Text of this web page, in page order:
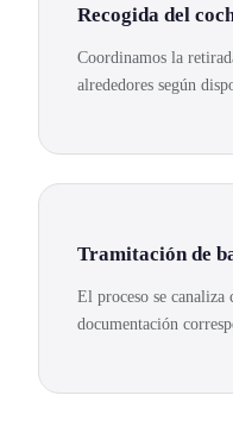
Recogida del
Coordinamos la
alrededores según
Tramitación de
El proceso se canaliza
documentación